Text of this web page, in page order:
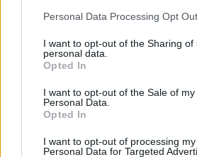
Please note that this website/app uses
not limited to your visit or usage
grant or deny consent to Google and
use your data for below specified
consent section.
Personal Data Processing Opt
I want to opt-out of the Sharing of
personal data.
Opted In
I want to opt-out of the Sale of my
Personal Data.
Opted In
I want to opt-out of processing my
Personal Data for Targeted
Σε ό,τι αφορά το σημείο
καταγραφής του ιικού φορτίου,
Χημείας του ΑΠΘ Θοδωρής
ότι «παρ' όλες τις διακυμάνσεις